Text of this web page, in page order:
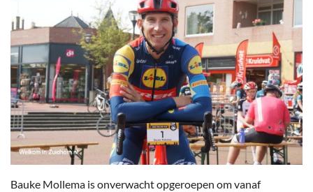
Bauke Mollema is onverwacht opgeroepen om vanaf